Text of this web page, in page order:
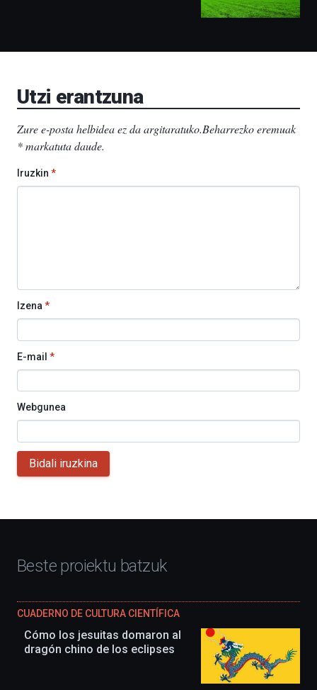
Bizkaia
Utzi erantzuna
Zure e-posta helbidea ez da argitaratuko.Beharrezko eremuak
*markatuta daude.
Iruzkin *
Izena*
E-mail *
Webgunea
Bidali iruzkina
Beste proiektu batzuk
CUADERNO DE CULTURA CIENTÍFICA
Cómo los jesuitas domaron al
dragón chino de los eclipses